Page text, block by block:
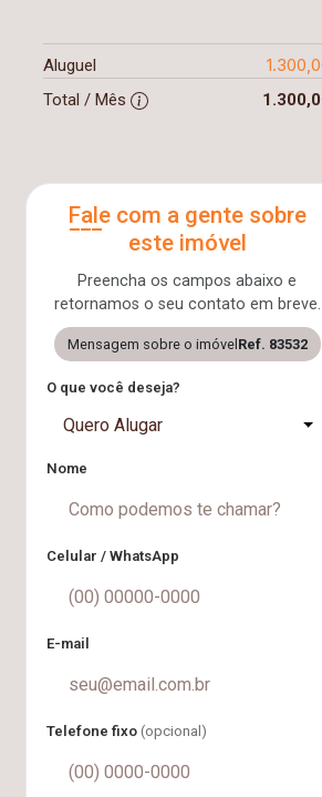
Aluguel
Total / Mês
Fale com a gente sobre
este imóvel
Preencha os campos abaixo e
retornamos o seu contato em breve.
Mensagem sobre o imóvel Ref. 83532
O que você deseja?
Quero Alugar
Nome
Celular / WhatsApp
E-mail
Telefone fixo (opcional)